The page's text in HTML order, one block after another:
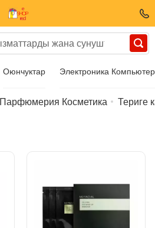
Оюнчуктар Электроника
Парфюмерия Косметика Териге